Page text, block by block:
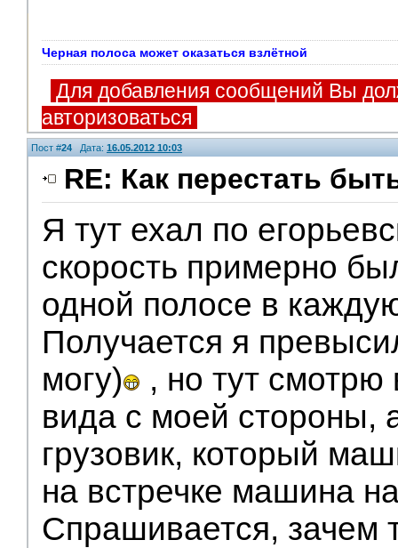
Черная полоса может оказаться взлётной
Для добавления сообщений Вы
авторизоваться
Пост #24Дата: 16.05.2012 10:03
RE: Как перестать
Я тут ехал по
скорость примерно
одной полосе в
Получается я
могу)
, но тут смотрю
вида с моей стороны,
грузовик, который
на встречке машина
Спрашивается, зачем